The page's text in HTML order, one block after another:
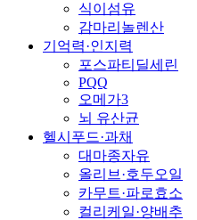
식이섬유
감마리놀렌산
기억력·인지력
포스파티딜세린
PQQ
오메가3
뇌 유산균
헬시푸드·과채
대마종자유
올리브·호두오일
카무트·파로효소
컬리케일·양배추